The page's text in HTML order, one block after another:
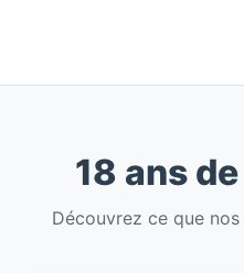
18 ans
Découvrez ce que